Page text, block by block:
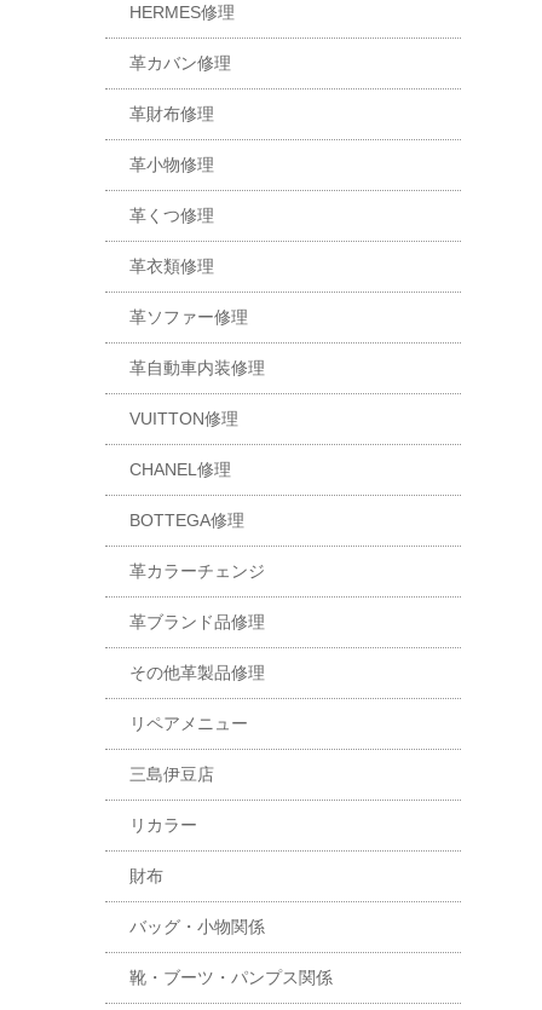
HERMES修理
革カバン修理
革財布修理
革小物修理
革くつ修理
革衣類修理
革ソファー修理
革自動車内装修理
VUITTON修理
CHANEL修理
BOTTEGA修理
革カラーチェンジ
革ブランド品修理
その他革製品修理
リペアメニュー
三島伊豆店
リカラー
財布
バッグ・小物関係
靴・ブーツ・パンプス関係